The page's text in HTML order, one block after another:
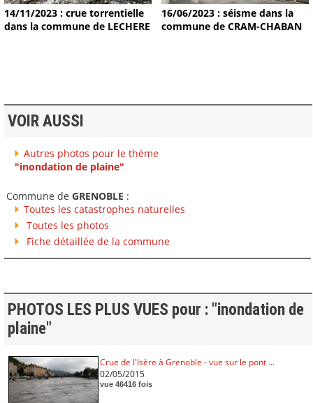
14/11/2023 : crue torrentielle
dans la commune de LECHERE
16/06/2023 : séisme dans la
commune de CRAM-CHABAN
VOIR AUSSI
Autres photos pour le thème
"inondation de plaine"
Commune de GRENOBLE :
Toutes les catastrophes naturelles
Toutes les photos
Fiche détaillée de la commune
PHOTOS LES PLUS VUES pour : "inondation de
plaine"
Crue de l'Isère à Grenoble - vue sur le pont ...
02/05/2015
vue 46416 fois